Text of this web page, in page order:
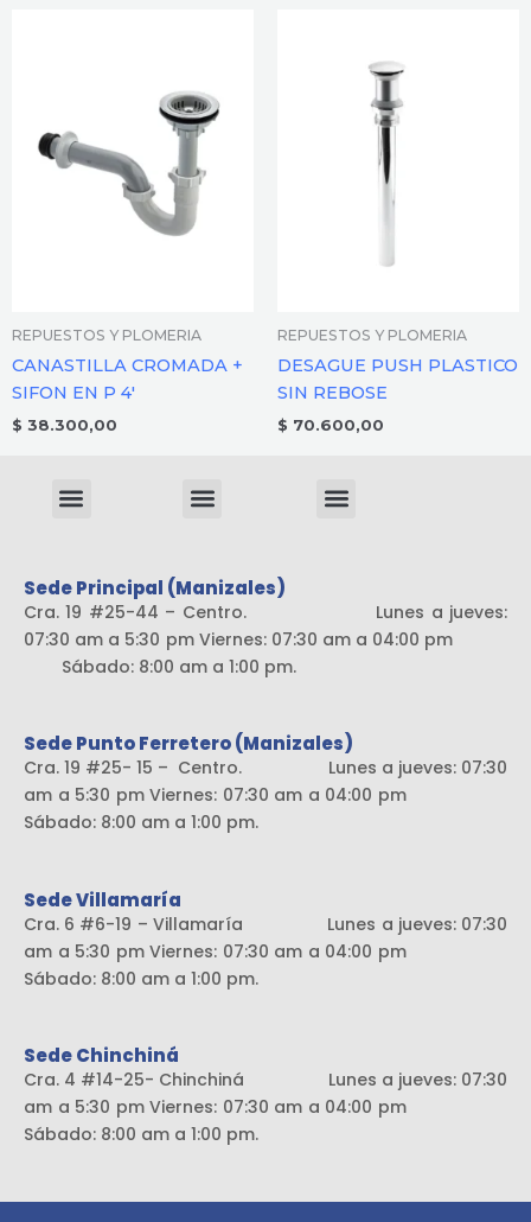
REPUESTOS Y PLOMERIA
CANASTILLA CROMADA +
SIFON EN P 4′
$ 38.300,00
REPUESTOS Y PLOMERIA
DESAGUE PUSH PLASTICO
SIN REBOSE
$ 70.600,00
Menu Menu Menu
Sede Principal (Manizales)
Cra. 19 #25-44 – Centro. Lunes a jueves:
07:30 am a 5:30 pm Viernes: 07:30 am a 04:00 pm
Sábado: 8:00 am a 1:00 pm.
Sede Punto Ferretero (Manizales)
Cra. 19 #25- 15 – Centro. Lunes a jueves: 07:30
am a 5:30 pm Viernes: 07:30 am a 04:00 pm
Sábado: 8:00 am a 1:00 pm.
Sede Villamaría
Cra. 6 #6-19 – Villamaría Lunes a jueves: 07:30
am a 5:30 pm Viernes: 07:30 am a 04:00 pm
Sábado: 8:00 am a 1:00 pm.
Sede Chinchiná
Cra. 4 #14-25- Chinchiná Lunes a jueves: 07:30
am a 5:30 pm Viernes: 07:30 am a 04:00 pm
Sábado: 8:00 am a 1:00 pm.